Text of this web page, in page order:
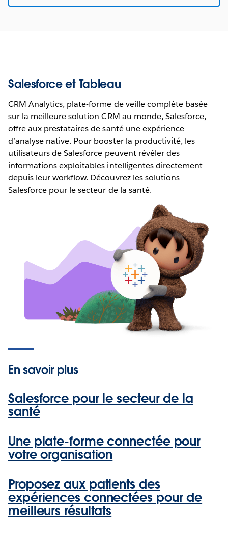
Salesforce et Tableau
CRM Analytics, plate-forme de veille complète basée
sur la meilleure solution CRM au monde, Salesforce,
offre aux prestataires de santé une expérience
d’analyse native. Pour booster la productivité, les
utilisateurs de Salesforce peuvent révéler des
informations exploitables intelligentes directement
depuis leur workflow. Découvrez les solutions
Salesforce pour le secteur de la santé.
En savoir plus
Salesforce pour le secteur de la
santé
Une plate-forme connectée pour
votre organisation
Proposez aux patients des
expériences connectées pour de
meilleurs résultats